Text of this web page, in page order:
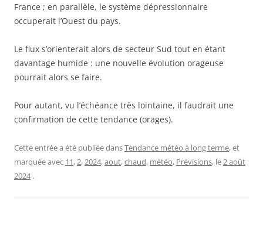
France ; en parallèle, le système dépressionnaire
occuperait l’Ouest du pays.
Le flux s’orienterait alors de secteur Sud tout en étant
davantage humide : une nouvelle évolution orageuse
pourrait alors se faire.
Pour autant, vu l’échéance très lointaine, il faudrait une
confirmation de cette tendance (orages).
Cette entrée a été publiée dansTendance météo à long terme, et
marquée avec 11,2,2024,aout,chaud, météo, Prévisions, le2 août
2024 .